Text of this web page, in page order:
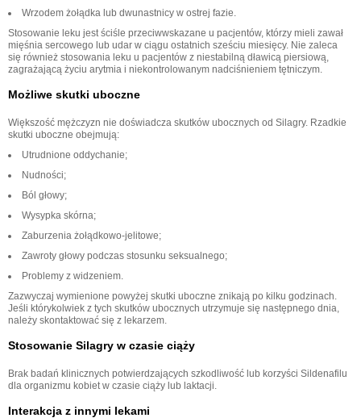
Wrzodem żołądka lub dwunastnicy w ostrej fazie.
Stosowanie leku jest ściśle przeciwwskazane u pacjentów, którzy mieli zawał
mięśnia sercowego lub udar w ciągu ostatnich sześciu miesięcy. Nie zaleca
się również stosowania leku u pacjentów z niestabilną dławicą piersiową,
zagrażającą życiu arytmia i niekontrolowanym nadciśnieniem tętniczym.
Możliwe skutki uboczne
Większość mężczyzn nie doświadcza skutków ubocznych od Silagry. Rzadkie
skutki uboczne obejmują:
Utrudnione oddychanie;
Nudności;
Ból głowy;
Wysypka skórna;
Zaburzenia żołądkowo-jelitowe;
Zawroty głowy podczas stosunku seksualnego;
Problemy z widzeniem.
Zazwyczaj wymienione powyżej skutki uboczne znikają po kilku godzinach.
Jeśli którykolwiek z tych skutków ubocznych utrzymuje się następnego dnia,
należy skontaktować się z lekarzem.
Stosowanie Silagry w czasie ciąży
Brak badań klinicznych potwierdzających szkodliwość lub korzyści Sildenafilu
dla organizmu kobiet w czasie ciąży lub laktacji.
Interakcja z innymi lekami